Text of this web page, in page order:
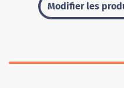
Modifier les